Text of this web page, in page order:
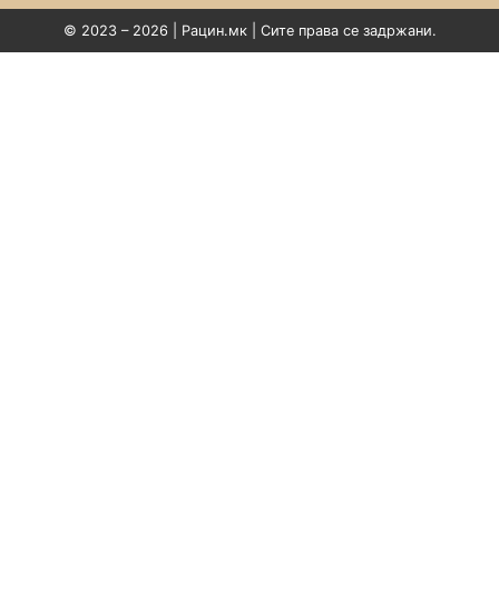
© 2023 – 2026 | Рацин.мк | Сите права се задржани.